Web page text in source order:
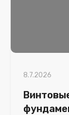
8.7.2026